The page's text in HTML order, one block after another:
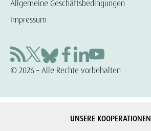
Allgemeine Geschäftsbedingungen
Impressum
© 2026 – Alle Rechte vorbehalten
UNSERE KOOPERATIONEN